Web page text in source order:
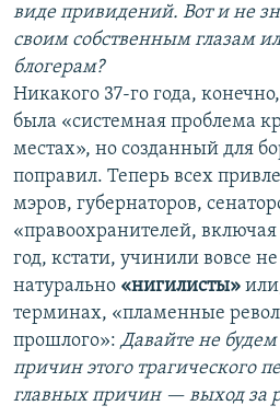
виде привидений. Вот и не
своим собственным глазам
блогерам?
Никакого 37-го года,
была «системная проблема
местах», но созданный для
поправил. Теперь всех
мэров, губернаторов,
«правоохранителей,
год, кстати, учинили вовсе
натурально «нигилисты»
терминах, «пламенные
прошлого»: Давайте не
причин этого трагического
главных причин — выход за